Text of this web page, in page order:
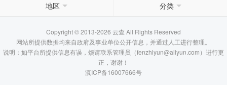
地区 分类
Copyright © 2013-2026 云查 All Rights Reserved
网站所提供数据均来自政府及事业单位公开信息，并通过人工进行整理。
说明：如平台所提供信息有误，烦请联系管理员（fenzhiyun@aliyun.com）进行更
正，谢谢！
滇ICP备16007666号